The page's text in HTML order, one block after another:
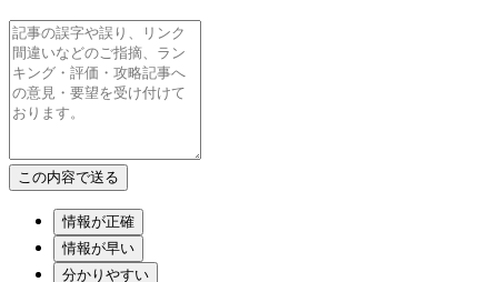
情報が正確
情報が早い
分かりやすい